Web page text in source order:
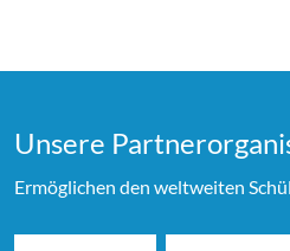
Unsere
Ermöglichen den weltweiten